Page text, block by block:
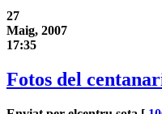
27
Maig, 2007
17:35
Fotos del